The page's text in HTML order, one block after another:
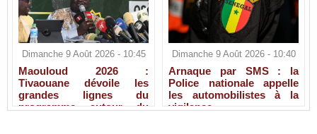
Dimanche 9 Août 2026 - 10:45
Maouloud 2026 :
Tivaouane dévoile les
grandes lignes du
programme autour du
Dimanche 9 Août 2026 - 10:40
Arnaque par SMS : la
Police nationale appelle
les automobilistes à la
vigilance